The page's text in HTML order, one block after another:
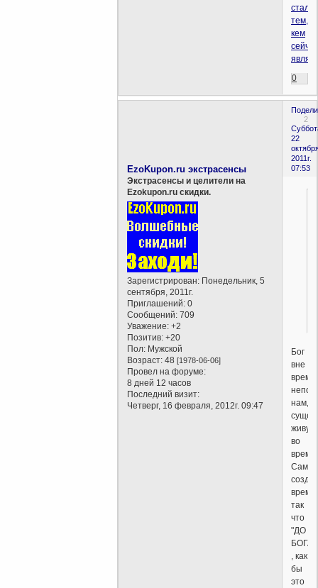
стали
тем,
кем
сейчас
0
2
22
2011г.
07:53
EzoKupon.ru экстрасенсы
Экстрасенсы и целители на
Ezokupon.ru скидки.
Зарегистрирован: Понедельник, 5
сентября, 2011г.
Приглашений: 0
Сообщений: 709
Уважение: +2
Позитив: +20
Пол: Мужской
Возраст: 48[1978-06-06]
Провел на форуме:
8 дней 12 часов
Последний визит:
Четверг, 16 февраля, 2012г. 09:47
Бог
вне
нам,
во
Сам
время,
так
что
"ДО
БОГА"
, как
бы
это